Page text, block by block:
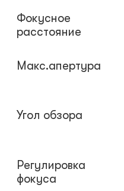
Фокусное
расстояние
Макс.апертура
Угол обзора
Регулировка
фокуса